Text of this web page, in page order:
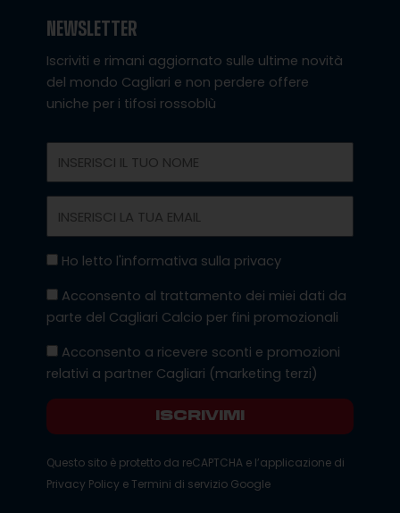
NEWSLETTER
Iscriviti e rimani aggiornato sulle ultime novità
del mondo Cagliari e non perdere offere
uniche per i tifosi rossoblù
Privacy
Ho letto l'informativa sulla privacy
Marketing
Acconsento al trattamento dei miei dati da
parte del Cagliari Calcio per fini promozionali
Marketing
Terzi
Acconsento a ricevere sconti e promozioni
relativi a partner Cagliari (marketing terzi)
ISCRIVIMI
Questo sito è protetto da reCAPTCHA e l’applicazione di
Privacy Policy e Termini di servizio Google